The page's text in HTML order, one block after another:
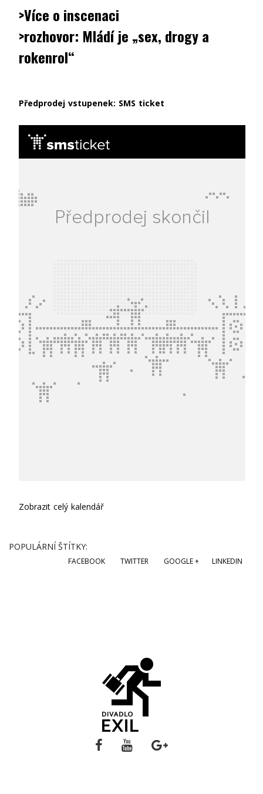
>Více o inscenaci
>rozhovor: Mládí je „sex, drogy a
rokenrol“
Předprodej vstupenek: SMS ticket
Zobrazit celý kalendář
POPULÁRNÍ ŠTÍTKY:
FACEBOOK TWITTER GOOGLE + LINKEDIN